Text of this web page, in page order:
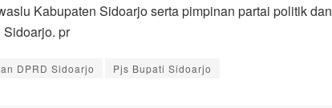
Kabupaten Sidoarjo serta pimpinan partai politik dan
pr
DPRD Sidoarjo Pjs Bupati Sidoarjo